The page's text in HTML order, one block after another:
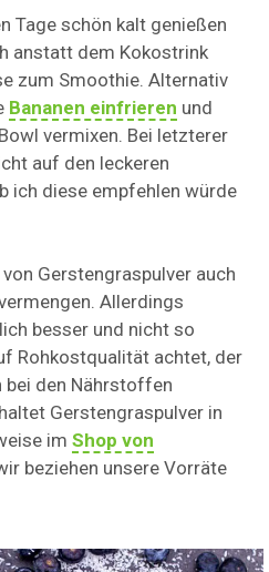
Tage schön kalt genießen
anstatt dem Kokostrink
zum Smoothie. Alternativ
Bananen einfrieren und
vermixen. Bei letzterer
auf den leckeren
ich diese empfehlen würde
Gerstengraspulver auch
Allerdings
besser und nicht so
Rohkostqualität achtet, der
bei den Nährstoffen
Gerstengraspulver in
im Shop von
beziehen unsere Vorräte